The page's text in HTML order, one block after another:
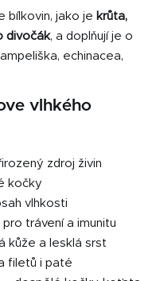
bílkovin, jako je krůta,
divočák, a doplňují je o
echinacea,
vlhkého
zdroj živin
kočky
vlhkosti
trávení a imunitu
kůže a lesklá srst
filetů i paté